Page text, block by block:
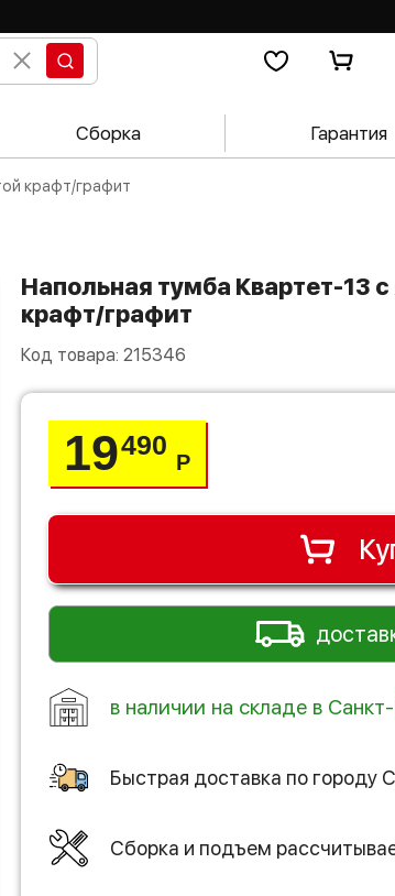
Сборка Гарантия
крафт/графит
Напольная тумба Квартет-13 с ящиками дуб золотой
крафт/графит
Код товара: 215346
19490
Р
в наличии на складе в
Быстрая доставка по городу
Сборка и подъем